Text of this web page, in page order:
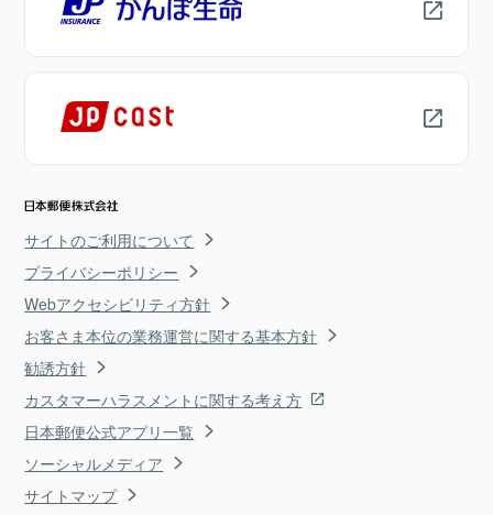
サイトのご利用について
プライバシーポリシー
Webアクセシビリティ方針
お客さま本位の業務運営に関する基本方針
勧誘方針
カスタマーハラスメントに関する考え方
日本郵便公式アプリ一覧
ソーシャルメディア
サイトマップ